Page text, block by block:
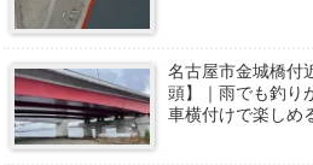
名古屋市金城橋付
頭】｜雨でも釣り
車横付けで楽しめ